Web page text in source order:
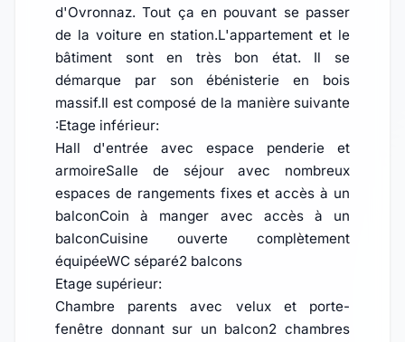
d'Ovronnaz. Tout ça en pouvant se passer
de la voiture en station.L'appartement et le
bâtiment sont en très bon état. Il se
démarque par son ébénisterie en bois
massif.Il est composé de la manière suivante
:Etage inférieur:
Hall d'entrée avec espace penderie et
armoireSalle de séjour avec nombreux
espaces de rangements fixes et accès à un
balconCoin à manger avec accès à un
balconCuisine ouverte complètement
équipéeWC séparé2 balcons
Etage supérieur:
Chambre parents avec velux et porte-
fenêtre donnant sur un balcon2 chambres